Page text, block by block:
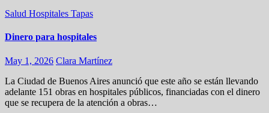
Salud Hospitales Tapas
Dinero para hospitales
May 1, 2026 Clara Martínez
La Ciudad de Buenos Aires anunció que este año se están llevando
adelante 151 obras en hospitales públicos, financiadas con el dinero
que se recupera de la atención a obras…